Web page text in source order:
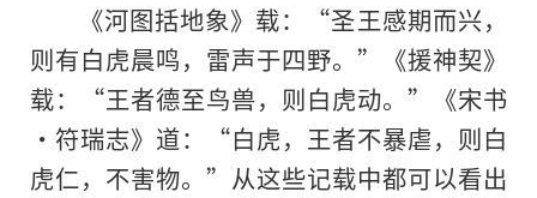
《河图括地象》载：“圣王感期而兴，
则有白虎晨鸣，雷声于四野。”《援神契》
载：“王者德至鸟兽，则白虎动。”《宋书
·符瑞志》道：“白虎，王者不暴虐，则白
虎仁，不害物。”从这些记载中都可以看出